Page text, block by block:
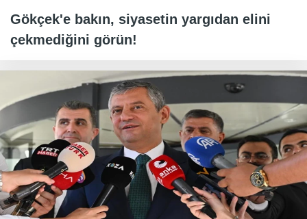
Gökçek'e bakın, siyasetin yargıdan elini
çekmediğini görün!